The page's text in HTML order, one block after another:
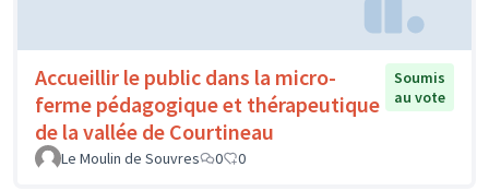
Accueillir le public dans la micro-
ferme pédagogique et thérapeutique
de la vallée de Courtineau
Soumis
au vote
Le Moulin de Souvres 0 0